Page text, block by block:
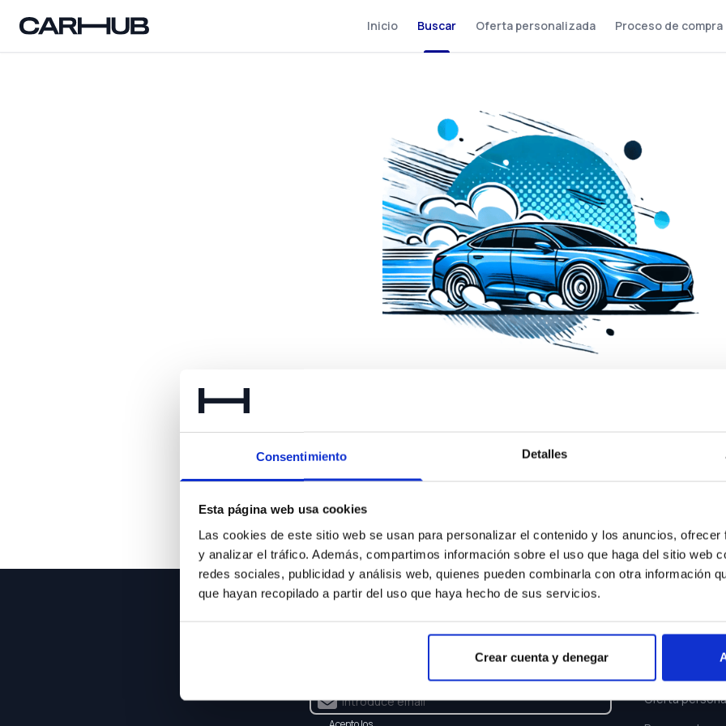
Consentimiento Detalles
Esta página web usa cookies
Las cookies de este sitio web se usan para personalizar el contenido y los anuncios,
y analizar el tráfico. Además, compartimos información sobre el uso que haga del sitio web
redes sociales, publicidad y análisis web, quienes pueden combinarla con otra información
que hayan recopilado a partir del uso que haya hecho de sus servicios.
Crear cuenta y denegar
Carhub Inicio Buscar Oferta personalizada Proceso de compra
Lo sentimos pero el coche que buscas ya no está
Suscríbete y recibe las últimas novedades y ofertas.
ENLACES
Oferta